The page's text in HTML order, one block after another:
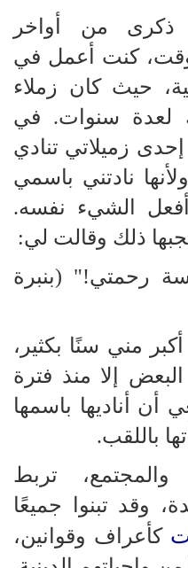
ذكرى من أواخر
كنت أعمل في
حيث كان زملاء
لعدة سنوات. في
زميلاتي تنادي
نادتني باسمي
الشيء نفسه.
ذلك وقالت لي:
رحمتي!" (بنبرة
مني سنًا بكثير،
إلا منذ فترة
أن أناديها باسمها
باللقب.
تربط
وقد تبنوا جميعًا
كأعراف وقوانين،